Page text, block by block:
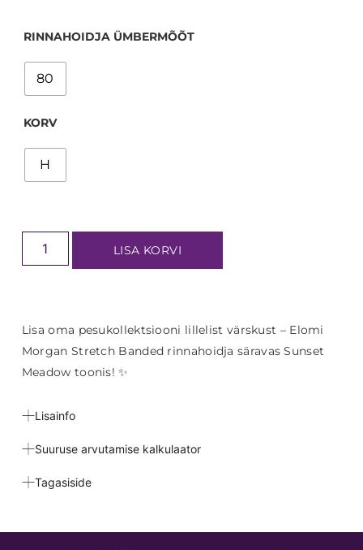
RINNAHOIDJA ÜMBERMÕÕT
80
KORV
H
LISA KORVI
Lisa oma pesukollektsiooni lillelist värskust – Elomi
Morgan Stretch Banded rinnahoidja säravas Sunset
Meadow toonis! ✨
Lisainfo
Suuruse arvutamise kalkulaator
Tagasiside